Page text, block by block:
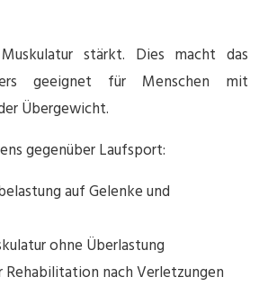
stärkt. Dies macht das
geeignet für Menschen mit
Übergewicht.
gegenüber Laufsport:
auf Gelenke und
ohne Überlastung
nach Verletzungen